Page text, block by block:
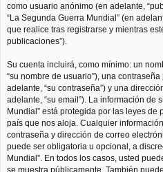
como usuario anónimo (en adelante,
“La Segunda Guerra Mundial” (en
que realice tras registrarse y mientras
publicaciones”).
Su cuenta incluirá, como mínimo: un
“su nombre de usuario”), una
adelante, “su contraseña”) y una
adelante, “su email”). La información de
Mundial” está protegida por las leyes
país que nos aloja. Cualquier
contraseña y dirección de correo
puede ser obligatoria u opcional, a
Mundial”. En todos los casos, usted
se muestra públicamente. También